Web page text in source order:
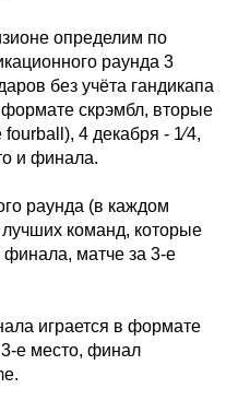
определим по
раунда 3
без учёта гандикапа
скрэмбл, вторые
4 декабря - 1⁄4,
и финала.
раунда (в каждом
команд, которые
финала, матче за 3-е
играется в формате
е место, финал